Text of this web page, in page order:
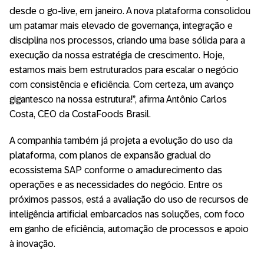
desde o go-live, em janeiro. A nova plataforma consolidou
um patamar mais elevado de governança, integração e
disciplina nos processos, criando uma base sólida para a
execução da nossa estratégia de crescimento. Hoje,
estamos mais bem estruturados para escalar o negócio
com consistência e eficiência. Com certeza, um avanço
gigantesco na nossa estrutura!”, afirma Antônio Carlos
Costa, CEO da CostaFoods Brasil.
A companhia também já projeta a evolução do uso da
plataforma, com planos de expansão gradual do
ecossistema SAP conforme o amadurecimento das
operações e as necessidades do negócio. Entre os
próximos passos, está a avaliação do uso de recursos de
inteligência artificial embarcados nas soluções, com foco
em ganho de eficiência, automação de processos e apoio
à inovação.